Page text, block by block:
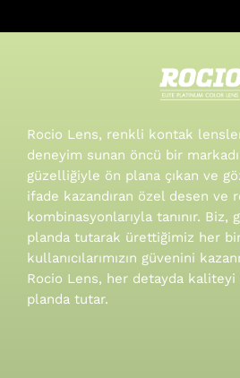
Rocio Lens, renkli kontak
deneyim sunan öncü bir
güzelliğiyle ön plana çıkan ve
ifade kazandıran özel desen ve
kombinasyonlarıyla tanınır. Biz,
planda tutarak ürettiğimiz her
kullanıcılarımızın güvenini
Rocio Lens, her detayda
planda tutar.